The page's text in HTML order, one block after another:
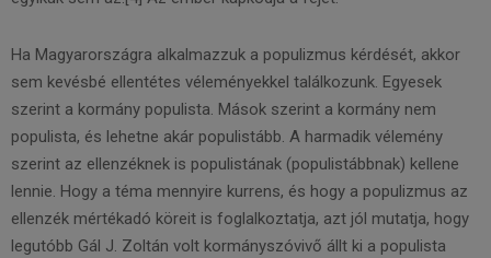
Ha Magyarországra alkalmazzuk a populizmus kérdését, akkor
sem kevésbé ellentétes véleményekkel találkozunk. Egyesek
szerint a kormány populista. Mások szerint a kormány nem
populista, és lehetne akár populistább. A harmadik vélemény
szerint az ellenzéknek is populistának (populistábbnak) kellene
lennie. Hogy a téma mennyire kurrens, és hogy a populizmus az
ellenzék mértékadó köreit is foglalkoztatja, azt jól mutatja, hogy
legutóbb Gál J. Zoltán volt kormányszóvivő állt ki a populista